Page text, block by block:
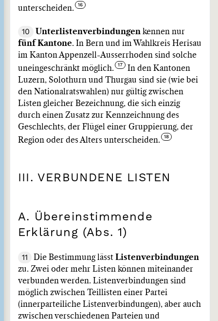
unterscheiden.
10 Unterlistenverbindungen kennen nur
fünf Kantone. In Bern und im Wahlkreis Herisau
im Kanton Appenzell-Ausserrhoden sind solche
uneingeschränkt möglich.
In den Kantonen
Luzern, Solothurn und Thurgau sind sie (wie bei
den Nationalratswahlen) nur gültig zwischen
Listen gleicher Bezeichnung, die sich einzig
durch einen Zusatz zur Kennzeichnung des
Geschlechts, der Flügel einer Gruppierung, der
Region oder des Alters unterscheiden.
III. VERBUNDENE LISTEN
A. Übereinstimmende
Erklärung (Abs. 1)
11 Die Bestimmung lässt
Listenverbindungen
zu. Zwei oder mehr Listen können miteinander
verbunden werden. Listenverbindungen sind
möglich zwischen Teillisten einer Partei
(innerparteiliche Listenverbindungen), aber auch
zwischen verschiedenen Parteien und